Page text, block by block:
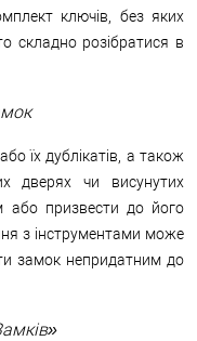
ключів, без яких
складно розібратися в
їх дублікатів, а також
дверях чи висунутих
або призвести до його
з інструментами може
замок непридатним до